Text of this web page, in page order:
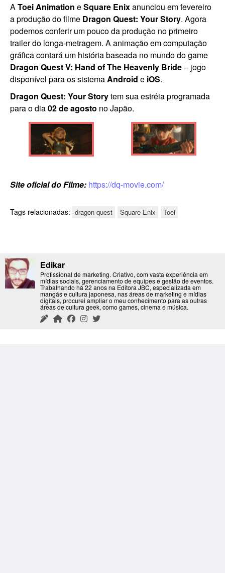
A Toei Animation eSquare Enixanunciou em fevereiro
a produção do filme Dragon Quest: Your Story. Agora
podemos conferir um pouco da produção no primeiro
trailer do longa-metragem. A animação em computação
gráfica contará um história baseada no mundo do game
Dragon Quest V: Hand of The Heavenly Bride– jogo
disponível para os sistema Android e iOS.
Dragon Quest: Your Storytem sua estréia programada
para o dia02 de agosto no Japão.
Site oficial do Filme: https://dq-movie.com/
Tags relacionadas: dragon quest Square Enix Toei
Edikar
Profissional de marketing. Criativo, com vasta experiência em
mídias sociais, gerenciamento de equipes e gestão de eventos.
Trabalhando há 22 anos na Editora JBC, especializada em
mangás e cultura japonesa, nas áreas de marketing e mídias
digitais, procurei ampliar o meu conhecimento para as outras
áreas de cultura geek, como games, cinema e música.